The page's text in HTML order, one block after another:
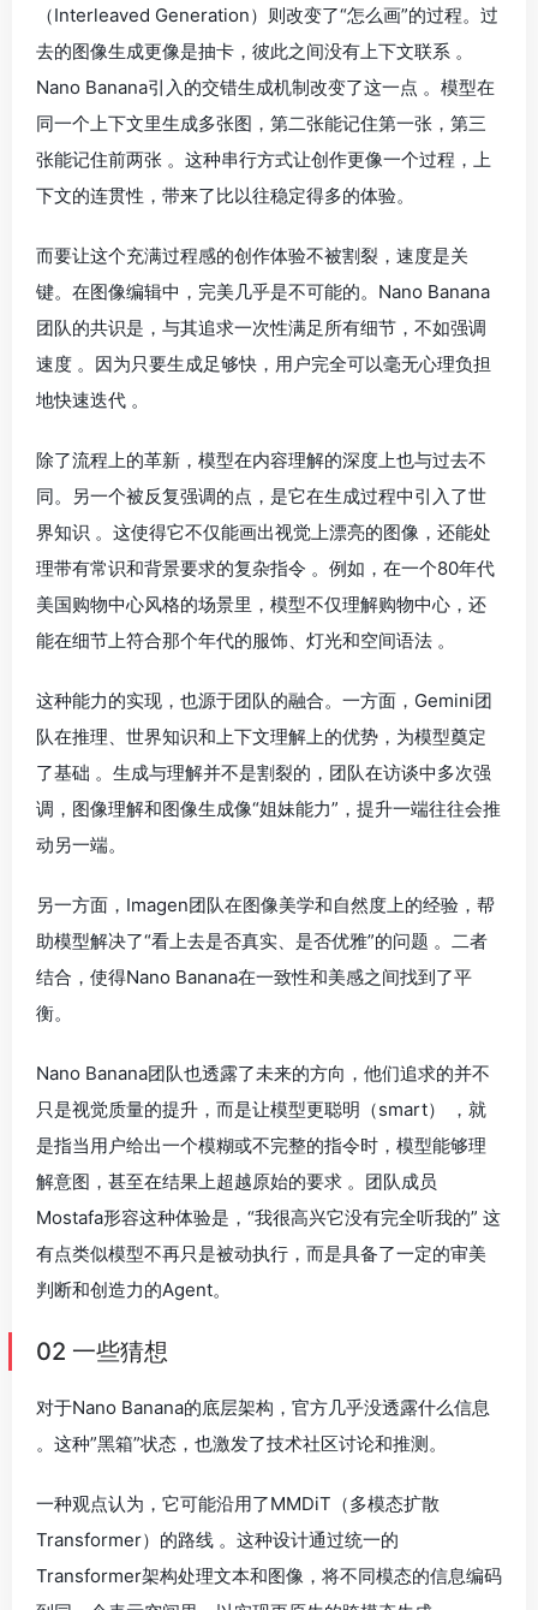
（Interleaved Generation）则改变了“怎么画”的过程。过
去的图像生成更像是抽卡，彼此之间没有上下文联系 。
Nano Banana引入的交错生成机制改变了这一点 。模型在
同一个上下文里生成多张图，第二张能记住第一张，第三
张能记住前两张 。这种串行方式让创作更像一个过程，上
下文的连贯性，带来了比以往稳定得多的体验。
而要让这个充满过程感的创作体验不被割裂，速度是关
键。在图像编辑中，完美几乎是不可能的。Nano Banana
团队的共识是，与其追求一次性满足所有细节，不如强调
速度 。因为只要生成足够快，用户完全可以毫无心理负担
地快速迭代 。
除了流程上的革新，模型在内容理解的深度上也与过去不
同。另一个被反复强调的点，是它在生成过程中引入了世
界知识 。这使得它不仅能画出视觉上漂亮的图像，还能处
理带有常识和背景要求的复杂指令 。例如，在一个80年代
美国购物中心风格的场景里，模型不仅理解购物中心，还
能在细节上符合那个年代的服饰、灯光和空间语法 。
这种能力的实现，也源于团队的融合。一方面，Gemini团
队在推理、世界知识和上下文理解上的优势，为模型奠定
了基础 。生成与理解并不是割裂的，团队在访谈中多次强
调，图像理解和图像生成像“姐妹能力”，提升一端往往会推
动另一端。
另一方面，Imagen团队在图像美学和自然度上的经验，帮
助模型解决了“看上去是否真实、是否优雅”的问题 。二者
结合，使得Nano Banana在一致性和美感之间找到了平
衡。
Nano Banana团队也透露了未来的方向，他们追求的并不
只是视觉质量的提升，而是让模型更聪明（smart） ，就
是指当用户给出一个模糊或不完整的指令时，模型能够理
解意图，甚至在结果上超越原始的要求 。团队成员
Mostafa形容这种体验是，“我很高兴它没有完全听我的” 这
有点类似模型不再只是被动执行，而是具备了一定的审美
判断和创造力的Agent。
02 一些猜想
对于Nano Banana的底层架构，官方几乎没透露什么信息
。这种”黑箱”状态，也激发了技术社区讨论和推测。
一种观点认为，它可能沿用了MMDiT（多模态扩散
Transformer）的路线 。这种设计通过统一的
Transformer架构处理文本和图像，将不同模态的信息编码